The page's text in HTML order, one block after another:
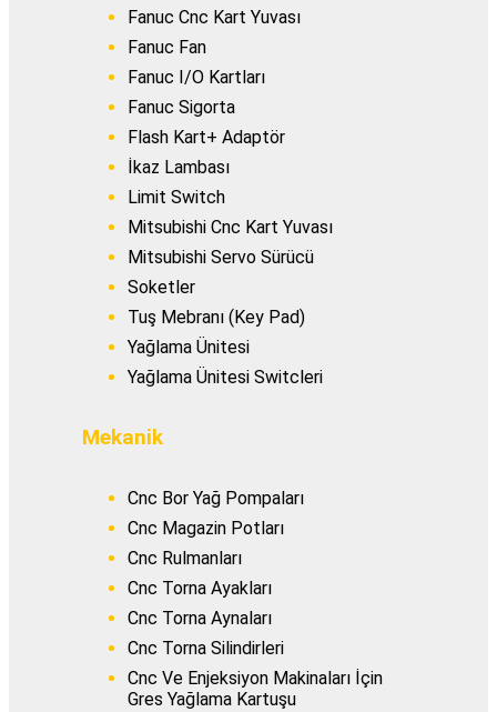
Fanuc Cnc Kart Yuvası
Fanuc Fan
Fanuc I/O Kartları
Fanuc Sigorta
Flash Kart+ Adaptör
İkaz Lambası
Limit Switch
Mitsubishi Cnc Kart Yuvası
Mitsubishi Servo Sürücü
Soketler
Tuş Mebranı (Key Pad)
Yağlama Ünitesi
Yağlama Ünitesi Switcleri
Mekanik
Cnc Bor Yağ Pompaları
Cnc Magazin Potları
Cnc Rulmanları
Cnc Torna Ayakları
Cnc Torna Aynaları
Cnc Torna Silindirleri
Cnc Ve Enjeksiyon Makinaları İçin
Gres Yağlama Kartuşu